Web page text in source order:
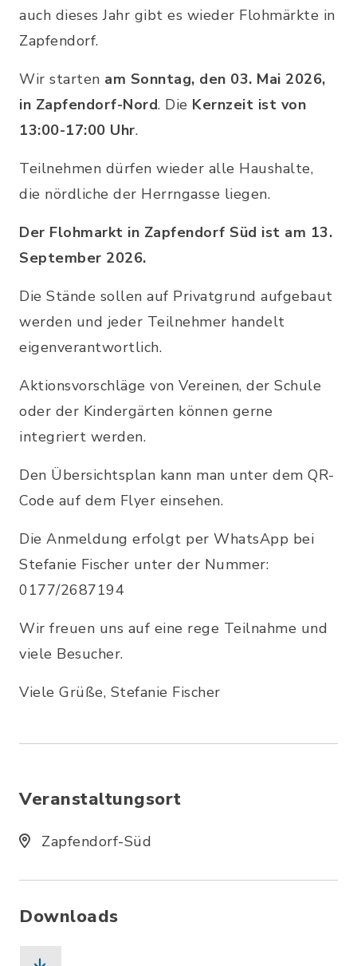
auch dieses Jahr gibt es wieder Flohmärkte in
Zapfendorf.
Wir starten am Sonntag, den 03. Mai 2026,
in Zapfendorf-Nord. Die Kernzeit ist von
13:00-17:00 Uhr.
Teilnehmen dürfen wieder alle Haushalte,
die nördliche der Herrngasse liegen.
Der Flohmarkt in Zapfendorf Süd ist am 13.
September 2026.
Die Stände sollen auf Privatgrund aufgebaut
werden und jeder Teilnehmer handelt
eigenverantwortlich.
Aktionsvorschläge von Vereinen, der Schule
oder der Kindergärten können gerne
integriert werden.
Den Übersichtsplan kann man unter dem QR-
Code auf dem Flyer einsehen.
Die Anmeldung erfolgt per WhatsApp bei
Stefanie Fischer unter der Nummer:
0177/2687194
Wir freuen uns auf eine rege Teilnahme und
viele Besucher.
Viele Grüße, Stefanie Fischer
Veranstaltungsort
Zapfendorf-Süd
Downloads